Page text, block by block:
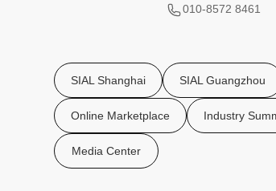
010-8572 8461
SIAL Shanghai SIAL Guangzhou
Online Marketplace Industry
Media Center